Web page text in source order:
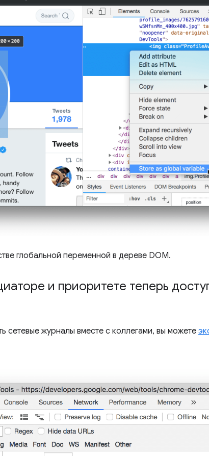
глобальной переменной в дереве DOM.
и приоритете теперь
сетевые журналы вместе с коллегами, вы можете